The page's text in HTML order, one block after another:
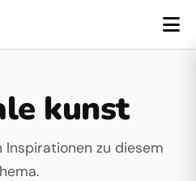
kunst
zu diesem